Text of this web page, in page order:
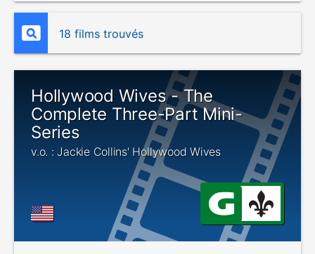
18 films trouvés
Hollywood Wives - The
Complete Three-Part Mini-
Series
v.o. : Jackie Collins' Hollywood Wives